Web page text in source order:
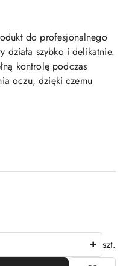
do profesjonalnego
działa szybko i delikatnie.
kontrolę podczas
oczu, dzięki czemu
szt.